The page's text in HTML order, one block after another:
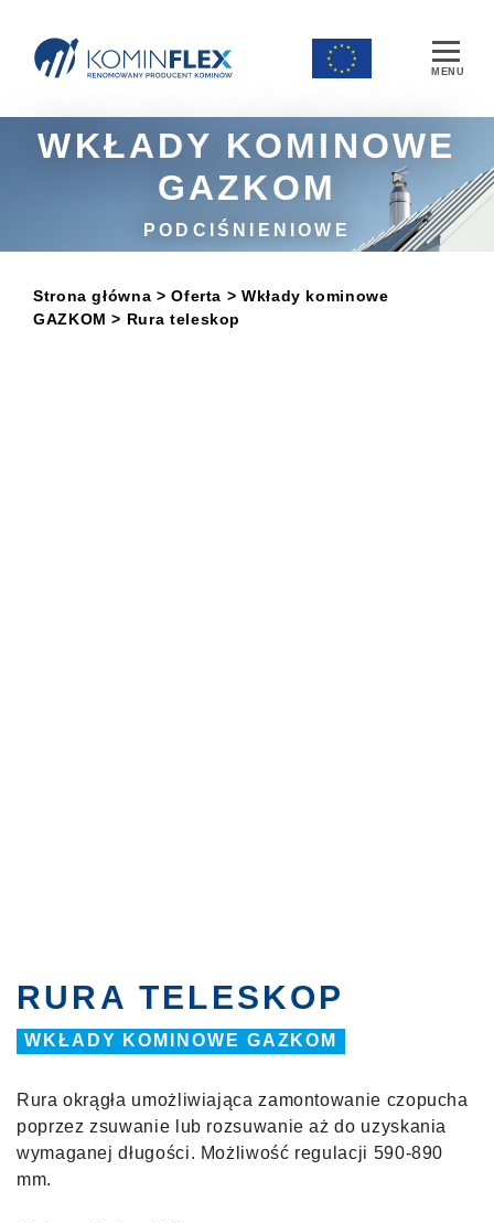
Main Navigation
WKŁADY KOMINOWE
GAZKOM
PODCIŚNIENIOWE
Strona główna > Oferta >Wkłady kominowe
GAZKOM > Rura teleskop
RURA TELESKOP
WKŁADY KOMINOWE GAZKOM
Rura okrągła umożliwiająca zamontowanie czopucha
poprzez zsuwanie lub rozsuwanie aż do uzyskania
wymaganej długości. Możliwość regulacji 590-890
mm.